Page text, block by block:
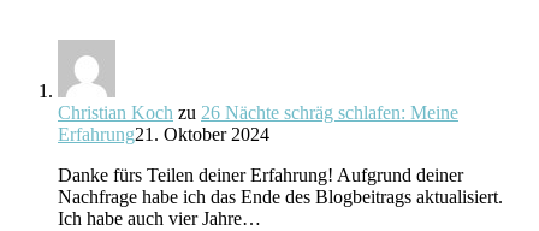
Christian Koch zu 26 Nächte schräg schlafen: Meine
Erfahrung21. Oktober 2024
Danke fürs Teilen deiner Erfahrung! Aufgrund deiner
Nachfrage habe ich das Ende des Blogbeitrags aktualisiert.
Ich habe auch vier Jahre…